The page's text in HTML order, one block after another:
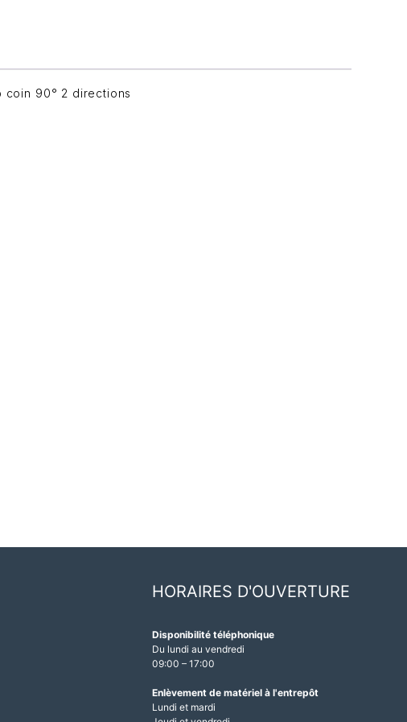
coin 90° 2 directions
HORAIRES D'OUVERTURE
Disponibilité téléphonique
Du lundi au vendredi
09:00 – 17:00
Enlèvement de matériel à l'entrepôt
Lundi et mardi